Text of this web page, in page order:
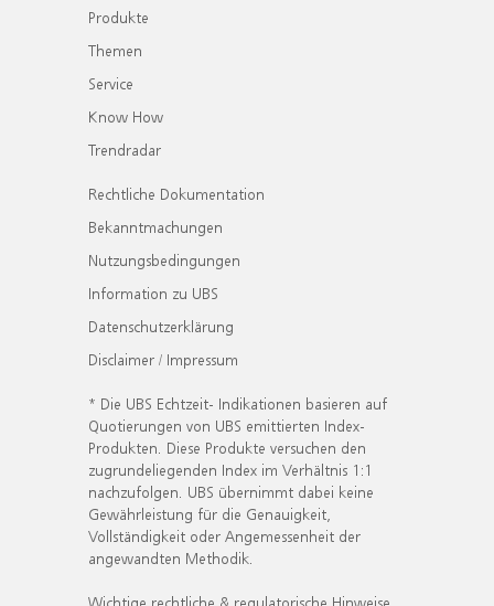
Produkte
Themen
Service
Know How
Trendradar
Rechtliche Dokumentation
Bekanntmachungen
Nutzungsbedingungen
Information zu UBS
Datenschutzerklärung
Disclaimer / Impressum
* Die UBS Echtzeit- Indikationen basieren auf
Quotierungen von UBS emittierten Index-
Produkten. Diese Produkte versuchen den
zugrundeliegenden Index im Verhältnis 1:1
nachzufolgen. UBS übernimmt dabei keine
Gewährleistung für die Genauigkeit,
Vollständigkeit oder Angemessenheit der
angewandten Methodik.